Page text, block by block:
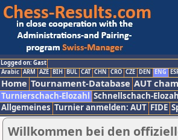
Logged on: Gast
Arabic ARM AZE BIH BUL CAT CHN CRO CZE DEN ENG
Home Tournament-Database AUT
Turnierschach-Elozahl Schnellschach-
Allgemeines Turnier anmelden: AUT FIDE
Willkommen bei den